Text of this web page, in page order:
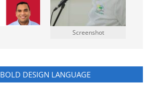
Screenshot
BOLD DESIGN LANGUAGE